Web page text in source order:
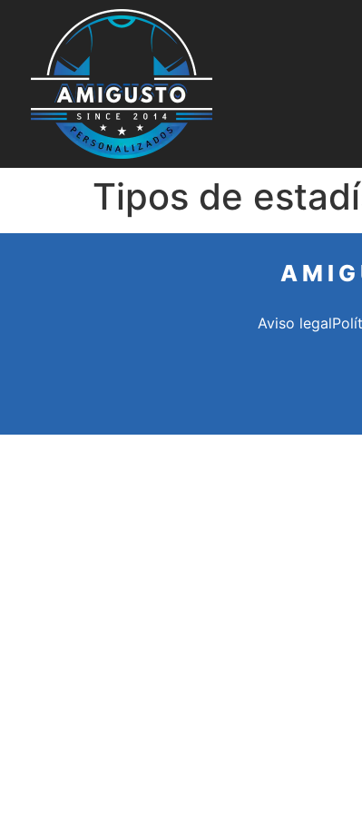
Tipos de
Aviso legal